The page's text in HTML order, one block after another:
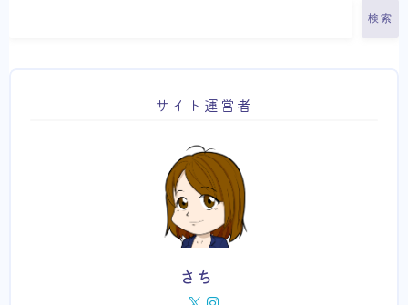
検索
サイト運営者
さち